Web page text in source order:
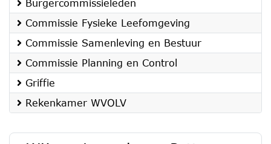
Burgercommissieleden
Commissie Fysieke Leefomgeving
Commissie Samenleving en Bestuur
Commissie Planning en Control
Griffie
Rekenkamer WVOLV